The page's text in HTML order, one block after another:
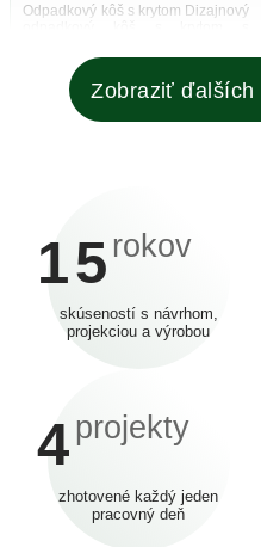
Odpadkový kôš s krytom Dizajnový
exteriéru - parky, ihriská, ale aj do
interiéru - nákupné ...
Zobraziť ďalších
15 rokov
skúseností s návrhom,
projekciou a výrobou
4 projekty
zhotovené každý jeden
pracovný deň